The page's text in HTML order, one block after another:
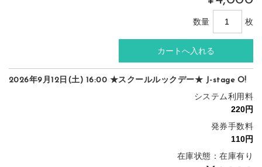
数量 枚
2026年9月12日(土) 16:00 ★スクールルックデー★ J-stage O!
システム利用料
発券手数料
在庫状態：在庫有り